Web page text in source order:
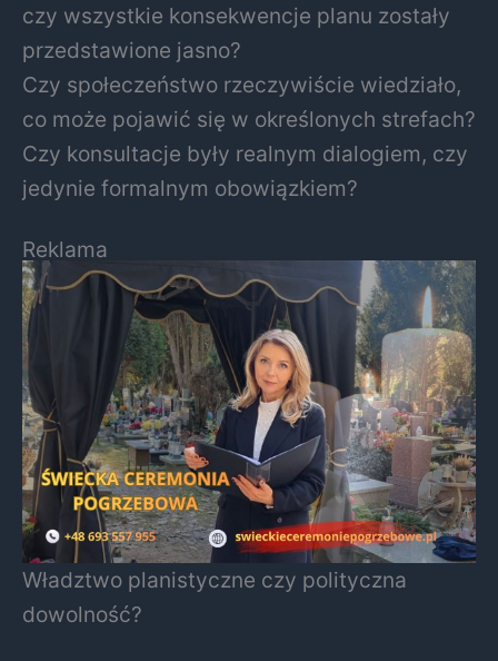
czy wszystkie konsekwencje planu zostały
przedstawione jasno?
Czy społeczeństwo rzeczywiście wiedziało,
co może pojawić się w określonych strefach?
Czy konsultacje były realnym dialogiem, czy
jedynie formalnym obowiązkiem?
Reklama
Władztwo planistyczne czy polityczna
dowolność?